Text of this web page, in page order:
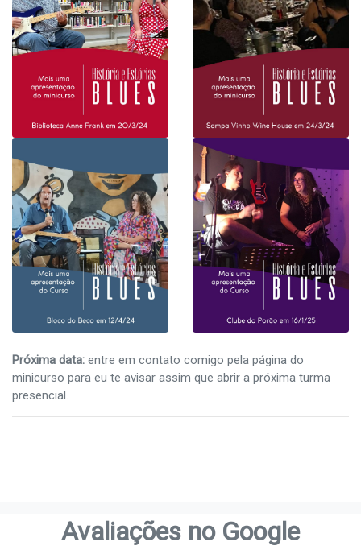
Próxima data: entre em contato comigo pela página do
minicurso para eu te avisar assim que abrir a próxima turma
presencial.
Avaliações no Google